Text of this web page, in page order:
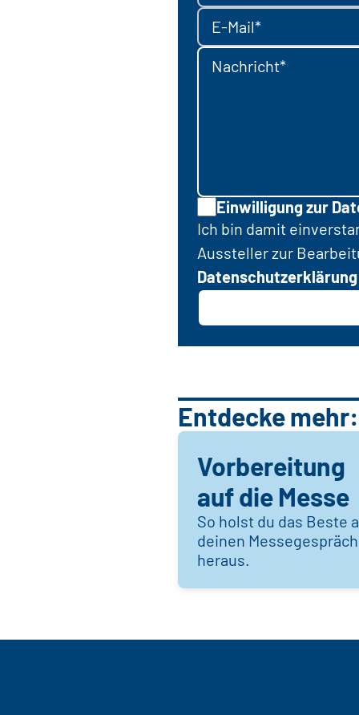
E-Mail*
Nachricht*
Einwilligung zur
Ich bin damit
Aussteller zur
Datenschutzerklärung
Entdecke mehr:
Vorbereitung
auf die Messe
So holst du das Beste
deinen
heraus.